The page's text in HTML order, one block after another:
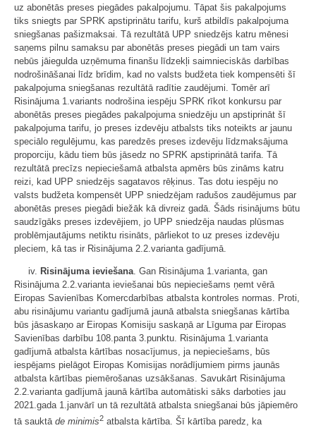
uz abonētās preses piegādes pakalpojumu. Tāpat šis pakalpojums
tiks sniegts par SPRK apstiprinātu tarifu, kurš atbildīs pakalpojuma
sniegšanas pašizmaksai. Tā rezultātā UPP sniedzējs katru mēnesi
saņems pilnu samaksu par abonētās preses piegādi un tam vairs
nebūs jāiegulda uzņēmuma finanšu līdzekļi saimnieciskās darbības
nodrošināšanai līdz brīdim, kad no valsts budžeta tiek kompensēti šī
pakalpojuma sniegšanas rezultātā radītie zaudējumi. Tomēr arī
Risinājuma 1.variants nodrošina iespēju SPRK rīkot konkursu par
abonētās preses piegādes pakalpojuma sniedzēju un apstiprināt šī
pakalpojuma tarifu, jo preses izdevēju atbalsts tiks noteikts ar jaunu
speciālo regulējumu, kas paredzēs preses izdevēju līdzmaksājuma
proporciju, kādu tiem būs jāsedz no SPRK apstiprinātā tarifa. Tā
rezultātā precīzs nepieciešamā atbalsta apmērs būs zināms katru
reizi, kad UPP sniedzējs sagatavos rēķinus. Tas dotu iespēju no
valsts budžeta kompensēt UPP sniedzējam radušos zaudējumus par
abonētās preses piegādi biežāk kā divreiz gadā. Šāds risinājums būtu
saudzīgāks preses izdevējiem, jo UPP sniedzēja naudas plūsmas
problēmjautājums netiktu risināts, pārliekot to uz preses izdevēju
pleciem, kā tas ir Risinājuma 2.2.varianta gadījumā.
iv. Risinājuma ieviešana . Gan Risinājuma 1.varianta, gan
Risinājuma 2.2.varianta ieviešanai būs nepieciešams ņemt vērā
Eiropas Savienības Komercdarbības atbalsta kontroles normas. Proti,
abu risinājumu variantu gadījumā jaunā atbalsta sniegšanas kārtība
būs jāsaskaņo ar Eiropas Komisiju saskaņā ar Līguma par Eiropas
Savienības darbību 108.panta 3.punktu. Risinājuma 1.varianta
gadījumā atbalsta kārtības nosacījumus, ja nepieciešams, būs
iespējams pielāgot Eiropas Komisijas norādījumiem pirms jaunās
atbalsta kārtības piemērošanas uzsākšanas. Savukārt Risinājuma
2.2.varianta gadījumā jaunā kārtība automātiski sāks darboties jau
2021.gada 1.janvārī un tā rezultātā atbalsta sniegšanai būs jāpiemēro
tā sauktā de minimis2 atbalsta kārtība. Šī kārtība paredz, ka